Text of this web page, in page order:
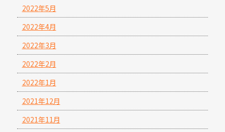
2022年5月
2022年4月
2022年3月
2022年2月
2022年1月
2021年12月
2021年11月